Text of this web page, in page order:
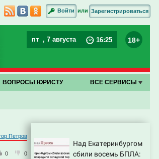
Войти или Зарегистрироваться
пт , 7 августа 16:25 18+
ВОПРОСЫ ЮРИСТУ ВСЕ СЕРВИСЫ
Петров
0 0
Над Екатеринбургом
сбили восемь БПЛА: